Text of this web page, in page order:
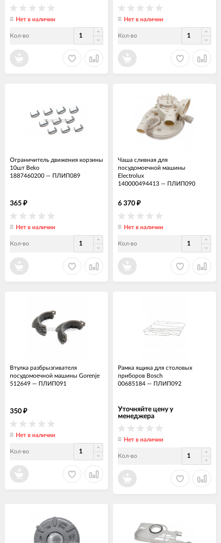
Нет в наличии
Кол-во
Нет в наличии
Кол-во
Ограничитель движения корзины
10шт Beko
1887460200 — ПЛИП089
365 ₽
Нет в наличии
Кол-во
Чаша сливная для
посудомоечной машины
Electrolux
140000494413 — ПЛИП090
6 370 ₽
Нет в наличии
Кол-во
Втулка разбрызгивателя
посудомоечной машины Gorenje
512649 — ПЛИП091
350 ₽
Нет в наличии
Кол-во
Рамка ящика для столовых
приборов Bosch
00685184 — ПЛИП092
Уточняйте цену у
менеджера
Нет в наличии
Кол-во